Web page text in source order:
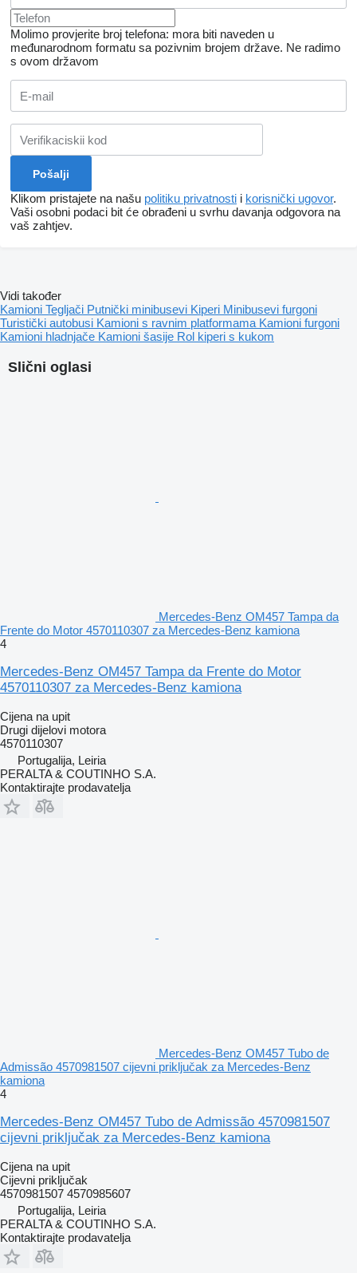
Molimo provjerite broj telefona: mora biti naveden u
međunarodnom formatu sa pozivnim brojem države. Ne radimo
s ovom državom
Klikom pristajete na našu politiku privatnosti i korisnički ugovor.
Vaši osobni podaci bit će obrađeni u svrhu davanja odgovora na
vaš zahtjev.
Slični oglasi
Mercedes-Benz OM457 Tampa da
Frente do Motor 4570110307 za Mercedes-Benz kamiona
4
Mercedes-Benz OM457 Tampa da Frente do Motor
4570110307 za Mercedes-Benz kamiona
Cijena na upit
Drugi dijelovi motora
4570110307
Portugalija, Leiria
PERALTA & COUTINHO S.A.
Kontaktirajte prodavatelja
Mercedes-Benz OM457 Tubo de
Admissão 4570981507 cijevni priključak za Mercedes-Benz
kamiona
4
Mercedes-Benz OM457 Tubo de Admissão 4570981507
cijevni priključak za Mercedes-Benz kamiona
Cijena na upit
Cijevni priključak
4570981507 4570985607
Portugalija, Leiria
PERALTA & COUTINHO S.A.
Kontaktirajte prodavatelja
Vidi također
Kamioni Tegljači Putnički minibusevi Kiperi Minibusevi furgoni
Turistički autobusi Kamioni s ravnim platformama Kamioni furgoni
Kamioni hladnjače Kamioni šasije Rol kiperi s kukom